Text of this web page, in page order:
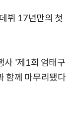
뷔 17년만의 첫
사 '제1회 엄태구
함께 마무리됐다